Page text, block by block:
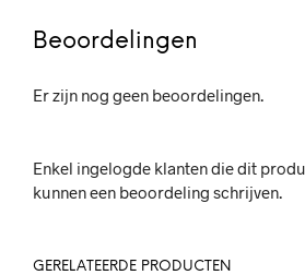
Beoordelingen
Er zijn nog geen beoordelingen.
Enkel ingelogde klanten die dit
kunnen een beoordeling schrijven.
GERELATEERDE PRODUCTEN